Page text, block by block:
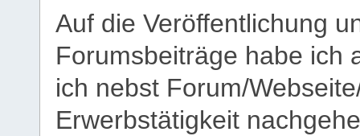
Auf die Veröffentlichung
Forumsbeiträge habe ich
ich nebst Forum/
Erwerbstätigkeit